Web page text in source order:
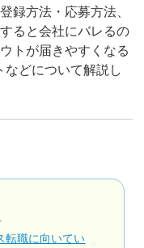
録方法・応募方法、
ると会社にバレるの
トが届きやすくなる
などについて解説し
転職に向いてい